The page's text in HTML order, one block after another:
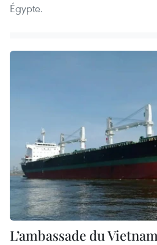
Égypte.
L’ambassade du